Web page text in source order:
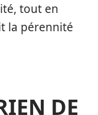
tout en
la pérennité
DE